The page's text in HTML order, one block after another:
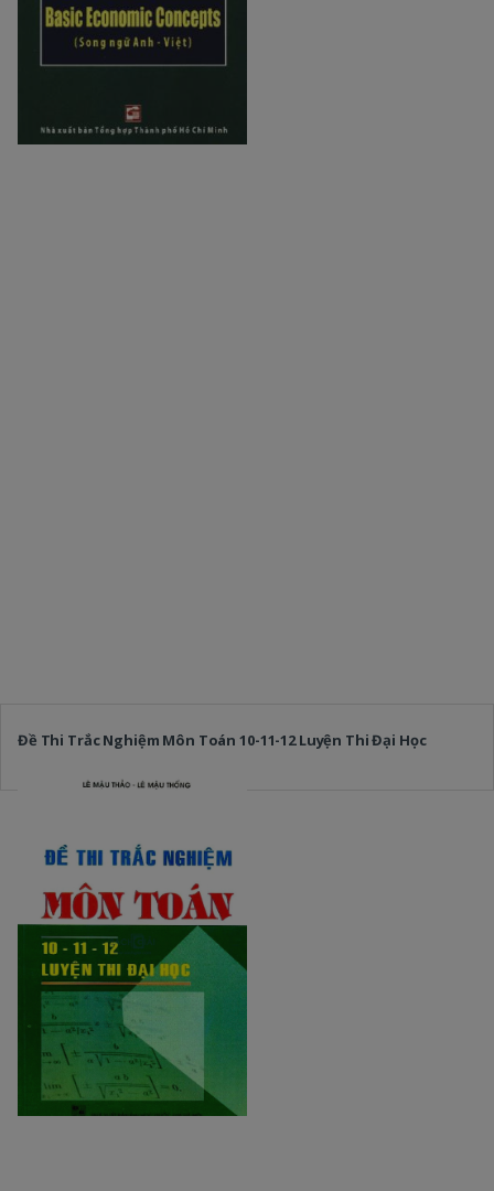
Đề Thi Trắc Nghiệm Môn Toán 10-11-12 Luyện Thi Đại Học